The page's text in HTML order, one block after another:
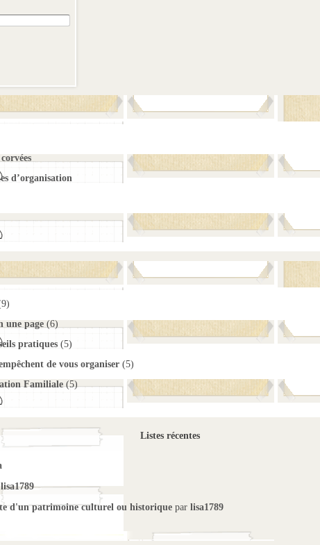
d’organisation
une page(6)
pratiques(5)
de vous organiser(5)
Familiale(5)
Listes récentes
lisa1789
d'un patrimoine culturel ou historiquepar lisa1789